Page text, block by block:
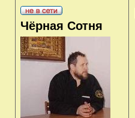
Чёрная Сотня